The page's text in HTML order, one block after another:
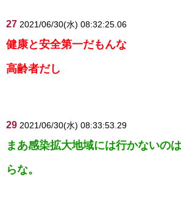
27 2021/06/30(水) 08:32:25.06
健康と安全第一だもんな
高齢者だし
29 2021/06/30(水) 08:33:53.29
まあ感染拡大地域には行かないの
らな。